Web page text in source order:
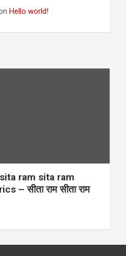
Hello world!
ram sita ram
– सीता राम सीता राम